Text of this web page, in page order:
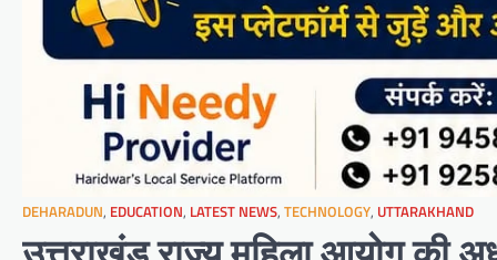
DEHARADUN, EDUCATION, LATEST NEWS, TECHNOLOGY, UTTARAKHAND